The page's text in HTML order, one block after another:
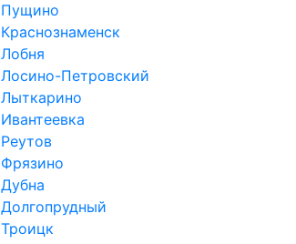
Пущино
Краснознаменск
Лобня
Лосино-Петровский
Лыткарино
Ивантеевка
Реутов
Фрязино
Дубна
Долгопрудный
Троицк